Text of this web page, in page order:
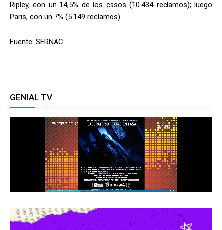
Ripley, con un 14,5% de los casos (10.434 reclamos); luego
Paris, con un 7% (5.149 reclamos).
Fuente: SERNAC
GENIAL TV